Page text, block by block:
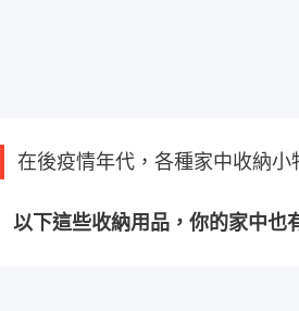
在後疫情年代，各種家中收納小
以下這些收納用品，你的家中也